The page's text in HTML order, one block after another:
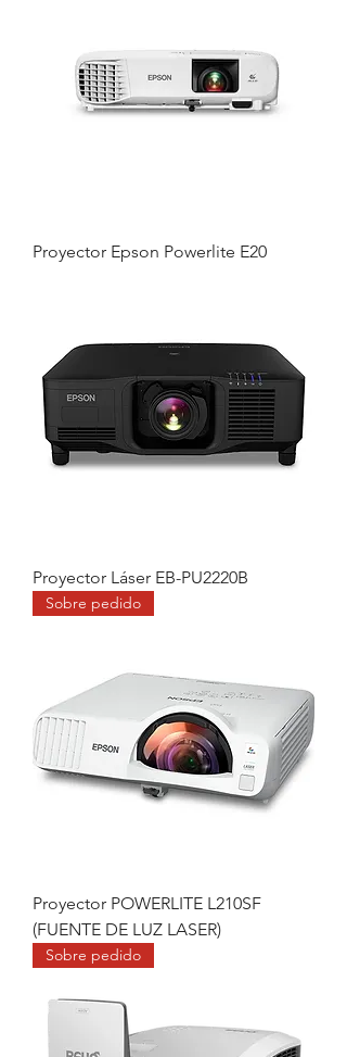
Proyector Epson Powerlite E20
Proyector Láser EB-PU2220B
Sobre pedido
Proyector POWERLITE L210SF
(FUENTE DE LUZ LASER)
Sobre pedido